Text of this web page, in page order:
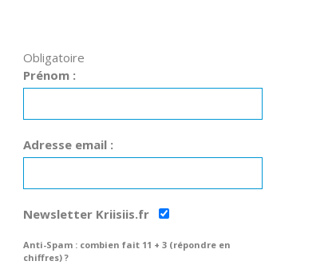
Obligatoire
Prénom :
Adresse email :
Newsletter Kriisiis.fr
Anti-Spam : combien fait 11 + 3 (répondre en
chiffres) ?